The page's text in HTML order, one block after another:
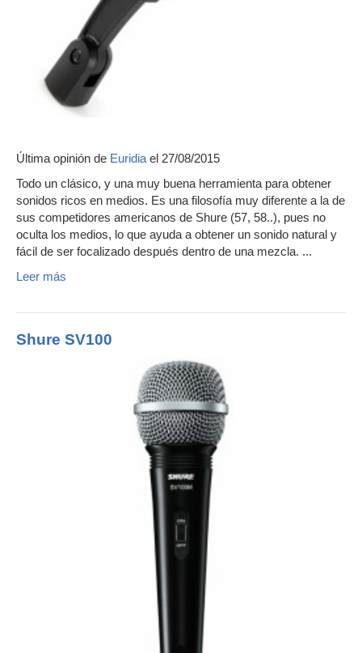
Última opinión de Euridia el 27/08/2015
Todo un clásico, y una muy buena herramienta para obtener
sonidos ricos en medios. Es una filosofía muy diferente a la de
sus competidores americanos de Shure (57, 58..), pues no
oculta los medios, lo que ayuda a obtener un sonido natural y
fácil de ser focalizado después dentro de una mezcla. ...
Leer más
Shure SV100